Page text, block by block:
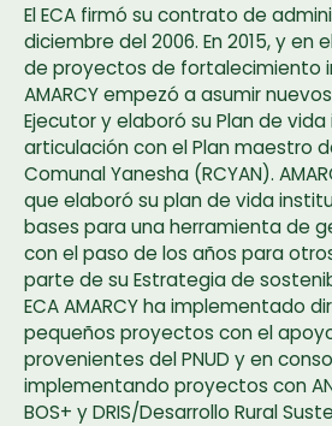
El ECA firmó su contrato de
diciembre del 2006. En 2015, y en
de proyectos de fortalecimiento
AMARCY empezó a asumir
Ejecutor y elaboró su Plan de
articulación con el Plan maestro
Comunal Yanesha (RCYAN).
que elaboró su plan de vida
bases para una herramienta de
con el paso de los años para
parte de su Estrategia de
ECA AMARCY ha implementado
pequeños proyectos con el
provenientes del PNUD y en
implementando proyectos con
BOS+ y DRIS/Desarrollo Rural